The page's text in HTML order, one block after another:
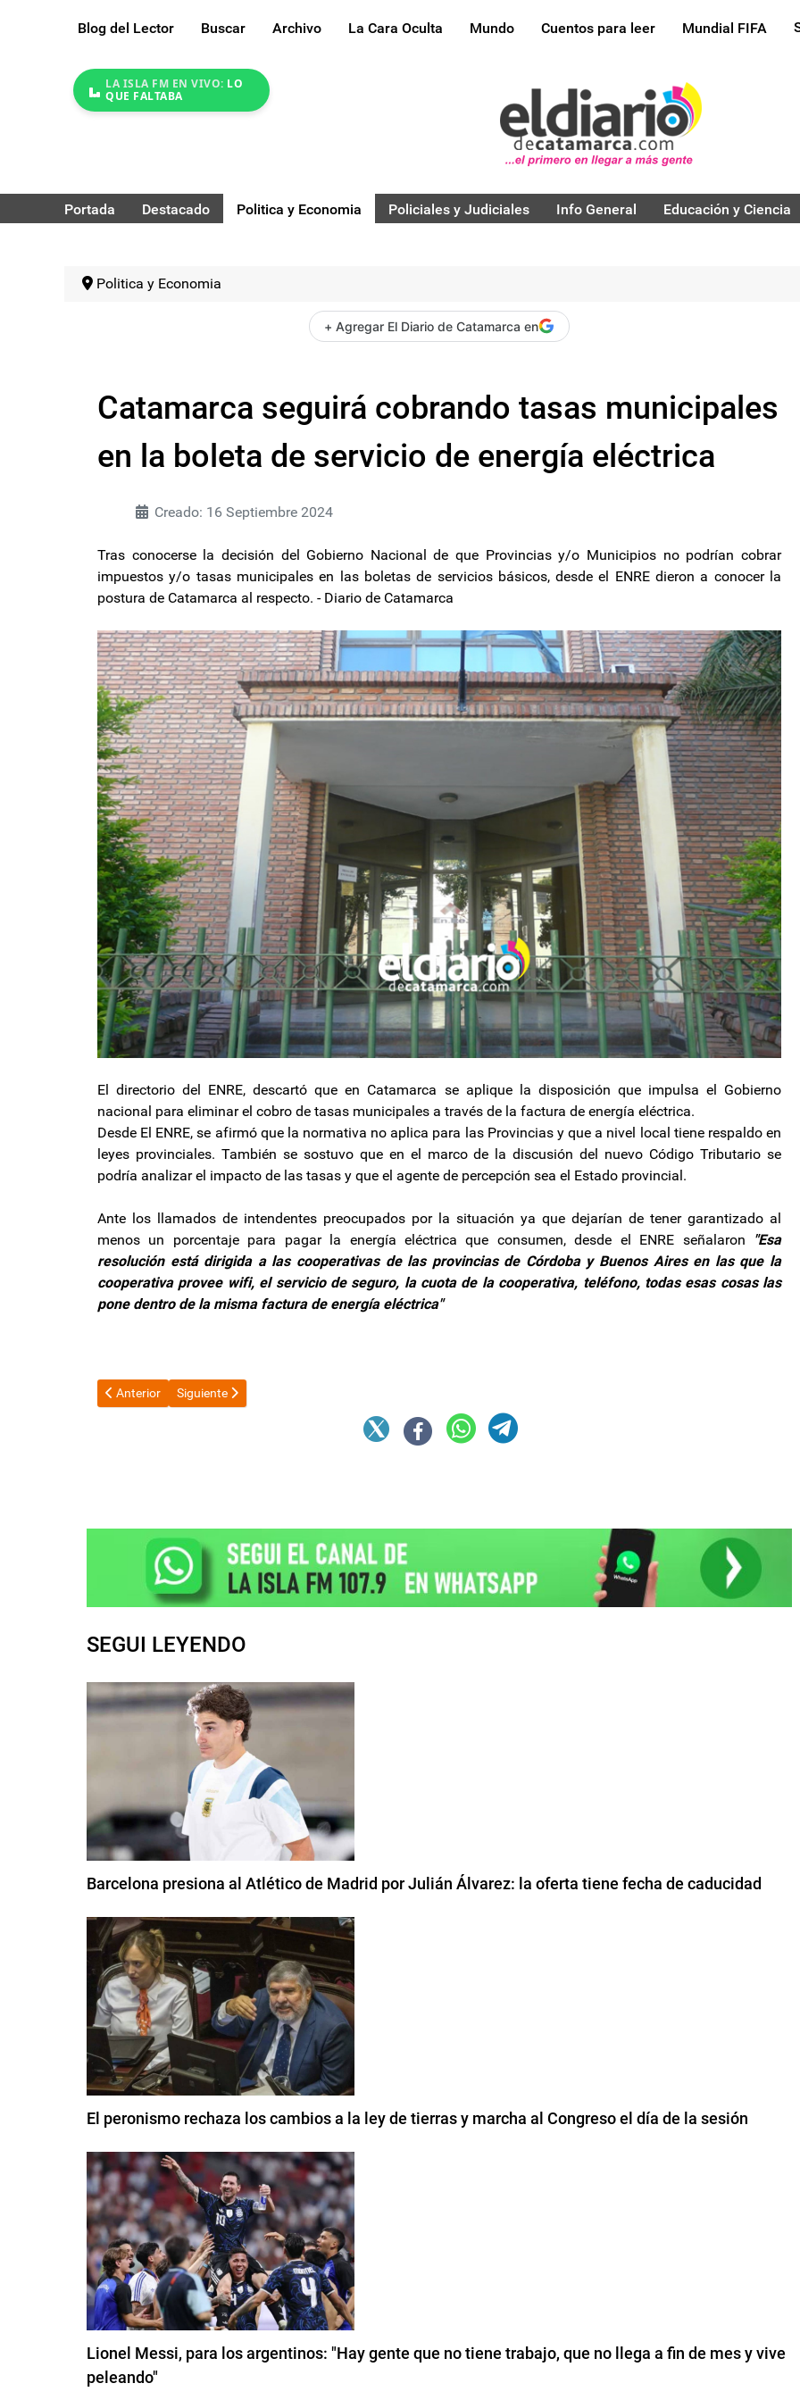
Blog del Lector Buscar Archivo La Cara Oculta Mundo Cuentos para leer Mundial FIFA
LA ISLA FM EN VIVO: LO
QUE FALTABA
Portada Destacado Politica y Economia Policiales y Judiciales Info General Educación y Ciencia
Politica y Economia
+ Agregar El Diario de Catamarca en
Catamarca seguirá cobrando tasas municipales
en la boleta de servicio de energía eléctrica
Creado: 16 Septiembre 2024
Tras conocerse la decisión del Gobierno Nacional de que Provincias y/o Municipios no podrían cobrar
impuestos y/o tasas municipales en las boletas de servicios básicos, desde el ENRE dieron a conocer la
postura de Catamarca al respecto. - Diario de Catamarca
El directorio del ENRE, descartó que en Catamarca se aplique la disposición que impulsa el Gobierno
nacional para eliminar el cobro de tasas municipales a través de la factura de energía eléctrica.
Desde El ENRE, se afirmó que la normativa no aplica para las Provincias y que a nivel local tiene respaldo en
leyes provinciales. También se sostuvo que en el marco de la discusión del nuevo Código Tributario se
podría analizar el impacto de las tasas y que el agente de percepción sea el Estado provincial.
Ante los llamados de intendentes preocupados por la situación ya que dejarían de tener garantizado al
menos un porcentaje para pagar la energía eléctrica que consumen, desde el ENRE señalaron
"Esa
resolución está dirigida a las cooperativas de las provincias de Córdoba y Buenos Aires en las que la
cooperativa provee wifi, el servicio de seguro, la cuota de la cooperativa, teléfono, todas esas cosas las
pone dentro de la misma factura de energía eléctrica"
Artículo anterior: Blanqueo de capitales: AFIP habilitó el pago de un impuesto en dólares desde el exterior
Anterior Artículo siguiente: Javier Milei presentó el Presupuesto 2025 y condicionó el crecimiento del país a que los
Siguiente
SEGUI LEYENDO
Barcelona presiona al Atlético de Madrid por Julián Álvarez: la oferta tiene fecha de caducidad
El peronismo rechaza los cambios a la ley de tierras y marcha al Congreso el día de la sesión
Lionel Messi, para los argentinos: "Hay gente que no tiene trabajo, que no llega a fin de mes y vive
peleando"